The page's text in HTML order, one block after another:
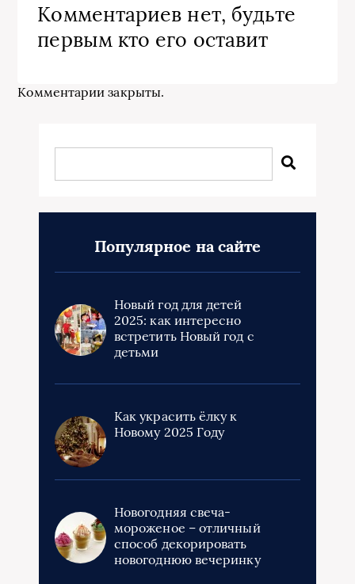
Комментариев нет, будьте
первым кто его оставит
Комментарии закрыты.
Популярное на сайте
Новый год для детей
2025: как интересно
встретить Новый год с
детьми
Как украсить ёлку к
Новому 2025 Году
Новогодняя свеча-
мороженое – отличный
способ декорировать
новогоднюю вечеринку